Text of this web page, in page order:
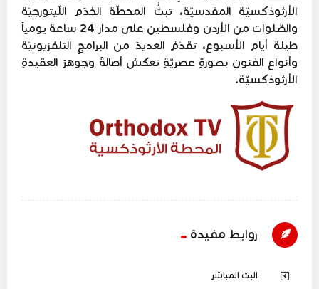
الأرثوذكسيّةِ المقدسيّة، تبثُّ المحطّة الخِدَم اللّيتورجيّة
والصّلواتِ من الأردن وفلسطين على مدار 24 ساعة يومياً
طيلة أيام الأسبوع، تقدّمُ العديدَ من البرامجِ التلفزيونيّة
وأنواعِ الفنونِ بصورةِ عصريّةِ تعكسُ أصالةَ وجوهرَ العقيدةِ
الأرثوذكسيّة.
روابط مفيدة
البث المباشر